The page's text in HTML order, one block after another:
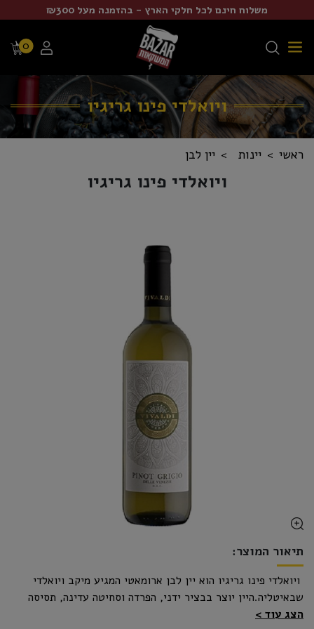
משלוח חינם לכל חלקי הארץ - בהזמנה מעל ₪300
0
ויואלדי פינו גריגיו
ראשי יינות יין לבן
ויואלדי פינו גריגיו
תיאור המוצר:
ויואלדי פינו גריגיו הוא יין לבן ארומאטי המגיע מיקב ויואלדי
שבאיטליה.היין יוצר בבציר ידני, הפרדה וסחיטה עדינה, תסיסה
במיכלי נירוסטה מבוקרי טמפרטורה.יין צעיר ורענן בעל ניחוחות
הצג עוד